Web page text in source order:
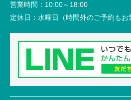
営業時間： 10:00～18:00
定休日： 水曜日（時間外のご予約もお